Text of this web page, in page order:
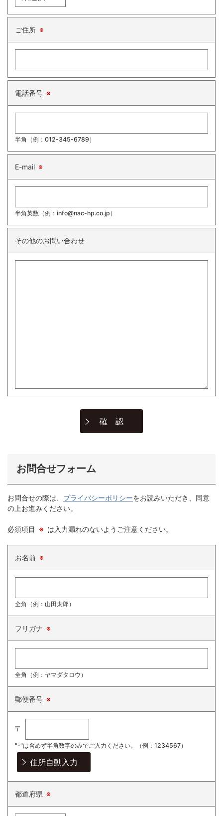
ご住所 ※
電話番号 ※
半角（例：012-345-6789）
E-mail ※
半角英数（例：info@nac-hp.co.jp）
その他のお問い合わせ
お問合せフォーム
お問合せの際は、 プライバシーポリシーをお読みいただき、同意
の上お進みください。
必須項目 ※ は入力漏れのないようご注意ください。
お名前 ※
全角（例：山田太郎）
フリガナ ※
全角（例：ヤマダタロウ）
郵便番号 ※
〒
"-"は含めず半角数字のみでご入力ください。 （例：1234567）
都道府県 ※